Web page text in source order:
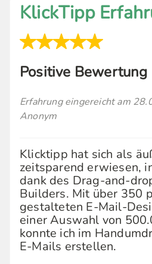
KlickTipp
Positive Bewertung
Erfahrung eingereicht am
Anonym
Klicktipp hat sich als
zeitsparend erwiesen,
dank des Drag-and-
Builders. Mit über 350
gestalteten E-Mail-
einer Auswahl von
konnte ich im
E-Mails erstellen.